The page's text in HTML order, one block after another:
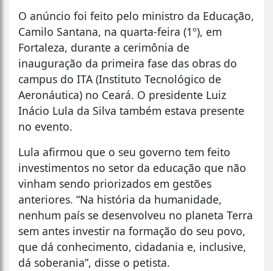
O anúncio foi feito pelo ministro da Educação,
Camilo Santana, na quarta-feira (1º), em
Fortaleza, durante a cerimônia de
inauguração da primeira fase das obras do
campus do ITA (Instituto Tecnológico de
Aeronáutica) no Ceará. O presidente Luiz
Inácio Lula da Silva também estava presente
no evento.
Lula afirmou que o seu governo tem feito
investimentos no setor da educação que não
vinham sendo priorizados em gestões
anteriores. “Na história da humanidade,
nenhum país se desenvolveu no planeta Terra
sem antes investir na formação do seu povo,
que dá conhecimento, cidadania e, inclusive,
dá soberania”, disse o petista.